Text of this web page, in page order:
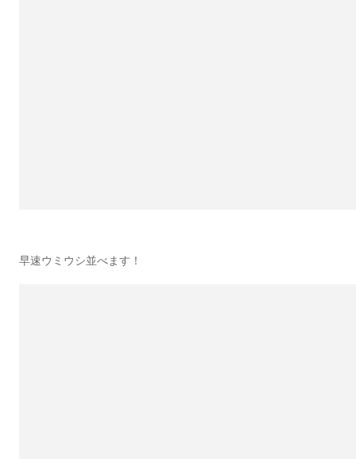
早速ウミウシ並べます！